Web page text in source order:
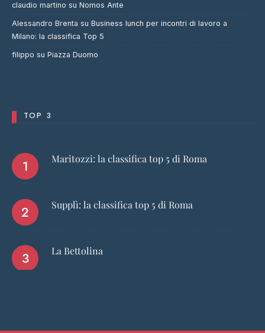
claudio martino su Nomos Ante
Alessandro Brenta su Business lunch per incontri di lavoro a
Milano: la classifica Top 5
filippo su Piazza Duomo
TOP 3
Maritozzi: la classifica top 5 di Roma
Supplì: la classifica top 5 di Roma
La Bettolina